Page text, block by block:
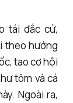
tái đắc cử,
theo hướng
tạo cơ hội
tôm và cá
Ngoài ra,